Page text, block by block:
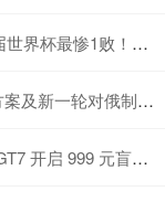
54分钟2红创5大纪录
一轮对俄制裁措施
元盲订，6 月上市交付